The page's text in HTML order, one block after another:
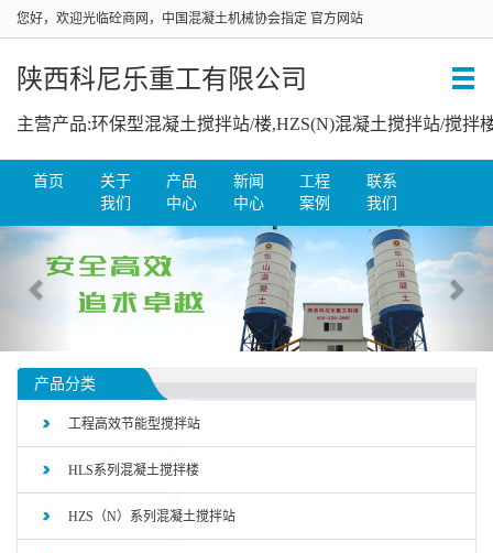
您好，欢迎光临砼商网，中国混凝土机械协会指定 官方网站
陕西科尼乐重工有限公司
首页
关于
我们
产品
中心
新闻
中心
工程
案例
联系
我们
产品分类
工程高效节能型搅拌站
HLS系列混凝土搅拌楼
HZS（N）系列混凝土搅拌站